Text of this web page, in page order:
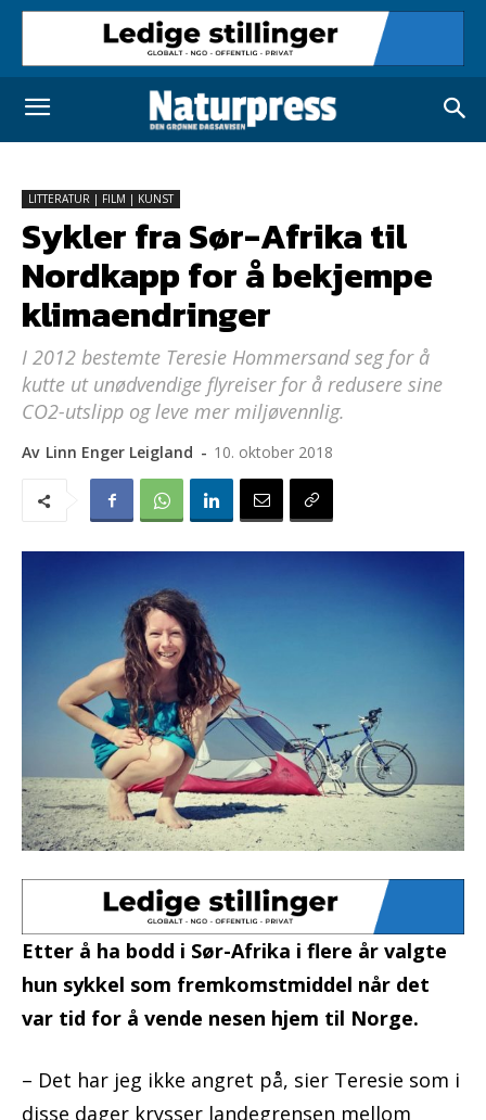
LITTERATUR | FILM | KUNST
Sykler fra Sør-Afrika til
Nordkapp for å bekjempe
klimaendringer
I 2012 bestemte Teresie Hommersand seg for å
kutte ut unødvendige flyreiser for å redusere sine
CO2-utslipp og leve mer miljøvennlig.
Av Linn Enger Leigland - 10. oktober 2018
Etter å ha bodd i Sør-Afrika i flere år valgte
hun sykkel som fremkomstmiddel når det
var tid for å vende nesen hjem til Norge.
– Det har jeg ikke angret på, sier Teresie som i
disse dager krysser landegrensen mellom